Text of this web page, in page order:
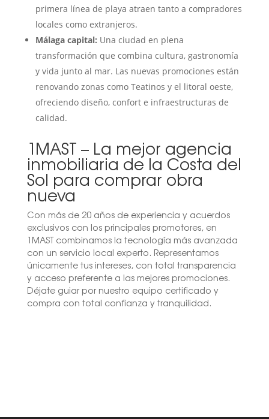
primera línea de playa atraen tanto a compradores
locales como extranjeros.
Málaga capital: Una ciudad en plena
transformación que combina cultura, gastronomía
y vida junto al mar. Las nuevas promociones están
renovando zonas como Teatinos y el litoral oeste,
ofreciendo diseño, confort e infraestructuras de
calidad.
1MAST – La mejor agencia
inmobiliaria de la Costa del
Sol para comprar obra
nueva
Con más de 20 años de experiencia y acuerdos
exclusivos con los principales promotores, en
1MAST combinamos la tecnología más avanzada
con un servicio local experto. Representamos
únicamente tus intereses, con total transparencia
y acceso preferente a las mejores promociones.
Déjate guiar por nuestro equipo certificado y
compra con total confianza y tranquilidad.